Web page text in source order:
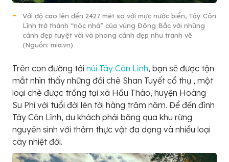
Với độ cao lên đến 2427 mét so với mực nước biển, Tây Côn
Lĩnh trở thành “nóc nhà” của vùng Đông Bắc với những
cảnh đẹp tuyệt vời và phong cảnh đẹp như tranh vẽ
(Nguồn: mia.vn)
Trên con đường tới núi Tây Côn Lĩnh, bạn sẽ được tận
mắt nhìn thấy những đồi chè Shan Tuyết cổ thụ , một
loại chè được trồng tại xã Hầu Thào, huyện Hoàng
Su Phì với tuổi đời lên tới hàng trăm năm. Để đến đỉnh
Tây Côn Lĩnh, du khách phải băng qua khu rừng
nguyên sinh với thảm thực vật đa dạng và nhiều loại
cây nhiệt đới.